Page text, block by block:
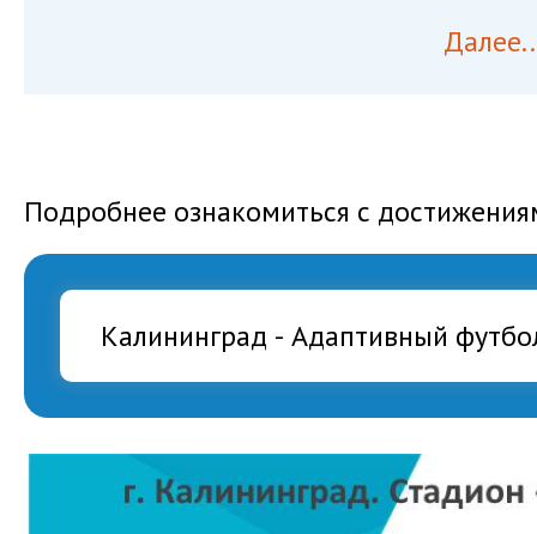
Подробнее ознакомиться с